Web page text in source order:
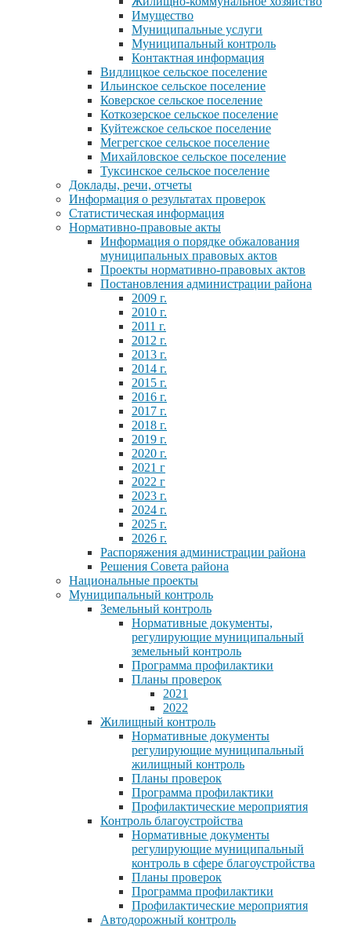
Имущество
Муниципальные услуги
Муниципальный контроль
Контактная информация
Видлицкое сельское поселение
Ильинское сельское поселение
Коверское сельское поселение
Коткозерское сельское поселение
Куйтежское сельское поселение
Мегрегское сельское поселение
Михайловское сельское поселение
Туксинское сельское поселение
Доклады, речи, отчеты
Информация о результатах проверок
Статистическая информация
Нормативно-правовые акты
Информация о порядке обжалования
муниципальных правовых актов
Проекты нормативно-правовых актов
Постановления администрации района
2009 г.
2010 г.
2011 г.
2012 г.
2013 г.
2014 г.
2015 г.
2016 г.
2017 г.
2018 г.
2019 г.
2020 г.
2021 г
2022 г
2023 г.
2024 г.
2025 г.
2026 г.
Распоряжения администрации района
Решения Совета района
Национальные проекты
Муниципальный контроль
Земельный контроль
Нормативные документы,
регулирующие муниципальный
земельный контроль
Программа профилактики
Планы проверок
2021
2022
Жилищный контроль
Нормативные документы
регулирующие муниципальный
жилищный контроль
Планы проверок
Программа профилактики
Профилактические мероприятия
Контроль благоустройства
Нормативные документы
регулирующие муниципальный
контроль в сфере благоустройства
Планы проверок
Программа профилактики
Профилактические мероприятия
Автодорожный контроль